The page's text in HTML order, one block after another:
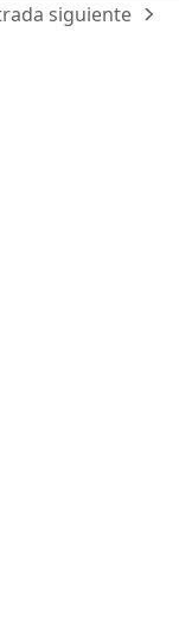
siguiente